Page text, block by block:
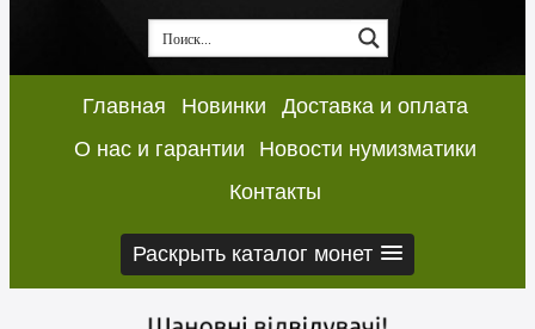
Главная Новинки
Доставка и оплата
О нас и гарантии
Новости нумизматики
Контакты
Раскрыть каталог монет